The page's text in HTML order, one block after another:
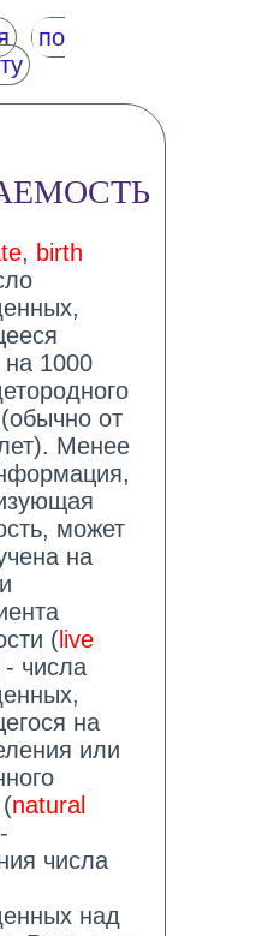
по
, birth
на 1000
от
Менее
может
на
(live
- числа
на
или
natural
числа
над